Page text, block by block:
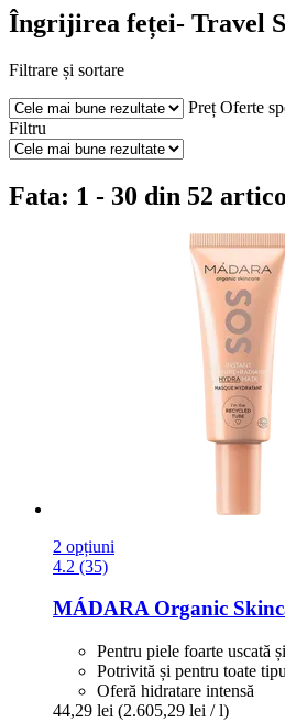
Îngrijirea feței- Travel
Filtrare și sortare
Preț Oferte
Filtru
Fata: 1 - 30 din 52
2 opțiuni
4.2 (35)
MÁDARA Organic
Pentru piele foarte uscată
Potrivită și pentru toate
Oferă hidratare intensă
44,29 lei (2.605,29 lei / l)